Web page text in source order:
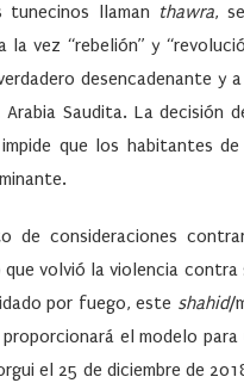
llaman thawra,
la vez “rebelión” y
desencadenante
Arabia Saudita. La
que los habitantes
de consideraciones
volvió la violencia contra
por fuego, este shahid/
el modelo
el 25 de diciembre de